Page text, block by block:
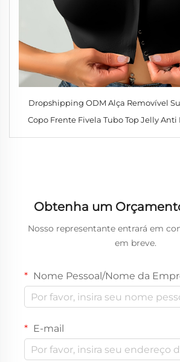
Dropshipping ODM Alça Removível
Copo Frente Fivela Tubo Top Jelly
Sem Costura
Obtenha um
Nosso representante entrará em
em breve.
Nome Pessoal/Nome da
E-mail